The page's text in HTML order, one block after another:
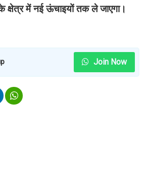
क्षेत्र में नई ऊंचाइयों तक ले जाएगा।
Join Now